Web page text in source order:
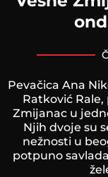
Pevačica Ana
Ratković
Zmijanac u
Njih dvoje su
nežnosti u
potpuno